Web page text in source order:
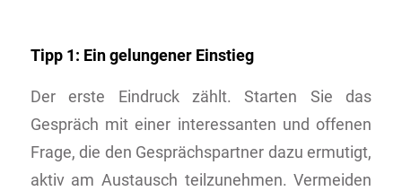
Tipp 1: Ein gelungener Einstieg
Der erste Eindruck zählt. Starten Sie das
Gespräch mit einer interessanten und offenen
Frage, die den Gesprächspartner dazu ermutigt,
aktiv am Austausch teilzunehmen. Vermeiden